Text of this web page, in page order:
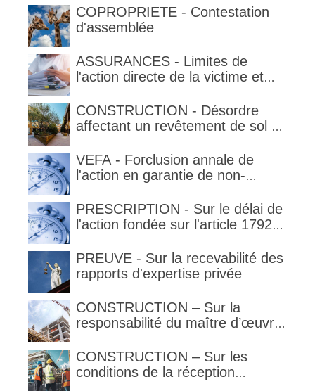
COPROPRIETE - Contestation
d'assemblée
ASSURANCES - Limites de
l'action directe de la victime et
délimitant l'étendue temporelle de
la garantie en condition de la
CONSTRUCTION - Désordre
affectant un revêtement de sol et
VEFA - Forclusion annale de
l'action en garantie de non-
PRESCRIPTION - Sur le délai de
l'action fondée sur l'article 1792-
PREUVE - Sur la recevabilité des
rapports d'expertise privée
CONSTRUCTION – Sur la
responsabilité du maître d’œuvre
l’architecte supporte une
obligation de contrôle étendu
CONSTRUCTION – Sur les
conditions de la réception